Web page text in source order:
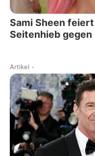
Sami Sheen
Seitenhieb gegen
Artikel -